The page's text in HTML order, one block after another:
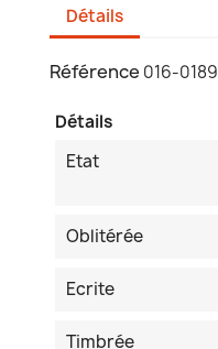
Détails
Référence 016-0189
Détails
Etat
Oblitérée
Ecrite
Timbrée